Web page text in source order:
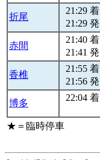
折尾
21:29 着
21:29 発
赤間
21:40 着
21:41 発
香椎
21:55 着
21:56 発
博多
22:04 着
★＝臨時停車